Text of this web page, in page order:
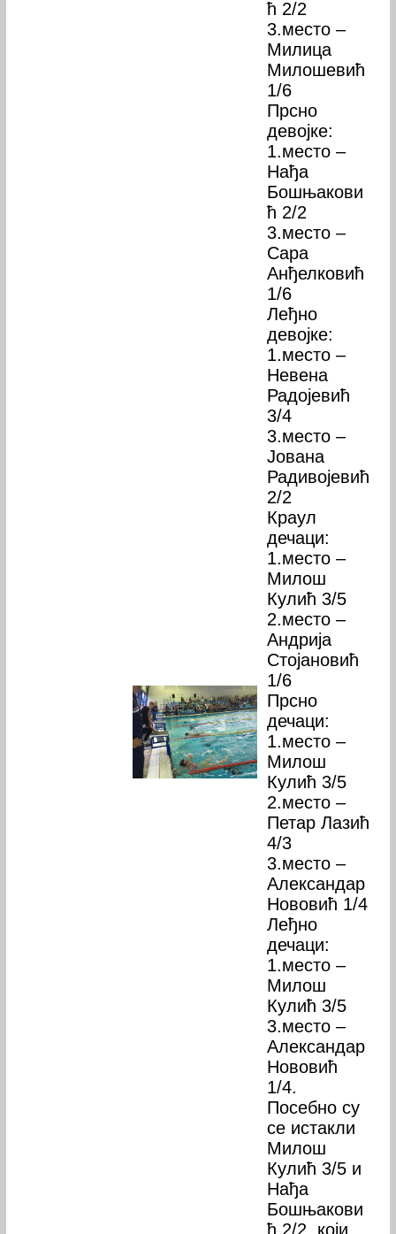
ћ 2/2
3.место –
Милица
Милошевић
1/6
Прсно
девојке:
1.место –
Нађа
Бошњакови
ћ 2/2
3.место –
Сара
Анђелковић
1/6
Леђно
девојке:
1.место –
Невена
Радојевић
3/4
3.место –
Јована
Радивојевић
2/2
Краул
дечаци:
1.место –
Милош
Кулић 3/5
2.место –
Андрија
Стојановић
1/6
Прсно
дечаци:
1.место –
Милош
Кулић 3/5
2.место –
Петар Лазић
4/3
3.место –
Александар
Нововић 1/4
Леђно
дечаци:
1.место –
Милош
Кулић 3/5
3.место –
Александар
Нововић
1/4.
Посебно су
се истакли
Милош
Кулић 3/5 и
Нађа
Бошњакови
ћ 2/2, који